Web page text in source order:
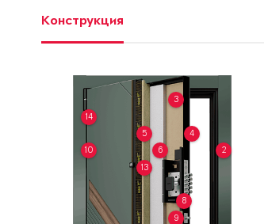
Конструкция
2
3
4
5
6
8
9
10
13
14